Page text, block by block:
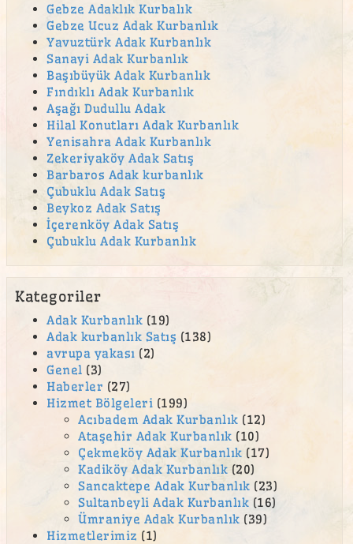
Gebze Adaklık Kurbalık
Gebze Ucuz Adak Kurbanlık
Yavuztürk Adak Kurbanlık
Sanayi Adak Kurbanlık
Başıbüyük Adak Kurbanlık
Fındıklı Adak Kurbanlık
Aşağı Dudullu Adak
Hilal Konutları Adak Kurbanlık
Yenisahra Adak Kurbanlık
Zekeriyaköy Adak Satış
Barbaros Adak kurbanlık
Çubuklu Adak Satış
Beykoz Adak Satış
İçerenköy Adak Satış
Çubuklu Adak Kurbanlık
Kategoriler
Adak Kurbanlık (19)
Adak kurbanlık Satış (138)
avrupa yakası (2)
Genel (3)
Haberler (27)
Hizmet Bölgeleri (199)
Acıbadem Adak Kurbanlık (12)
Ataşehir Adak Kurbanlık (10)
Çekmeköy Adak Kurbanlık (17)
Kadiköy Adak Kurbanlık (20)
Sancaktepe Adak Kurbanlık (23)
Sultanbeyli Adak Kurbanlık (16)
Ümraniye Adak Kurbanlık (39)
Hizmetlerimiz (1)